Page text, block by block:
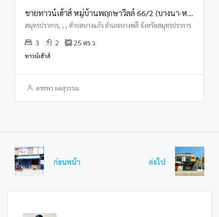
ขายทาวน์เฮ้าส์ หมู่บ้านพฤกษาวิลล์ 66/2 (บางนา-หนามแดง)
สมุทรปราการ, , , ตำบลบางแก้ว อำเภอบางพลี จังหวัดสมุทรปราการ
3 2 25 ตร.ว
ทาวน์เฮ้าส์
อรชพร ผลสุวรรณ
ก่อนหน้า ต่อไป